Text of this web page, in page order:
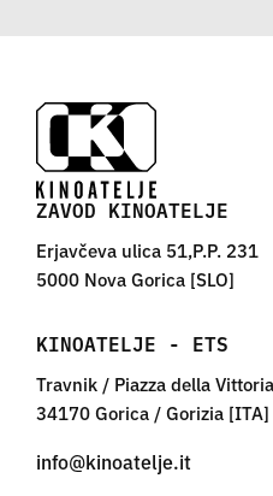
ZAVOD KINOATELJE
Erjavčeva ulica 51,P.P. 231
5000 Nova Gorica [SLO]
KINOATELJE - ETS
Travnik / Piazza della
34170 Gorica / Gorizia [ITA]